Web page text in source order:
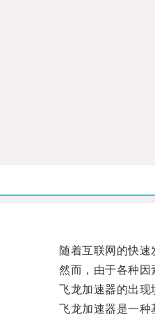
随着互联网的快速发
然而，由于各种因素
飞龙加速器的出现
飞龙加速器是一种基